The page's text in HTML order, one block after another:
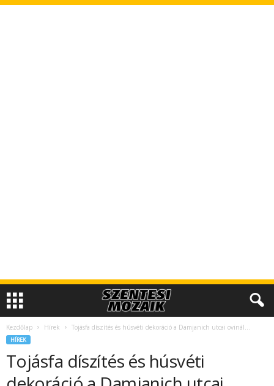
Kezdőlap Hírek Tojásfa díszítés és húsvéti dekoráció a Damjanich utcai ovinál…
HÍREK
Tojásfa díszítés és húsvéti